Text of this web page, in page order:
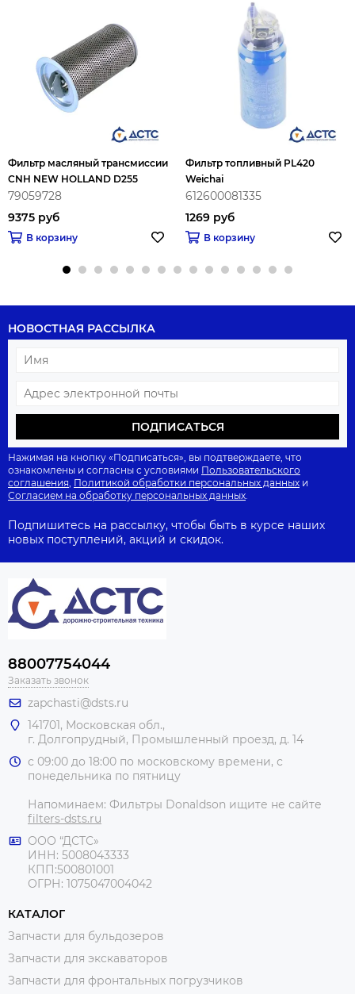
Фильтр масляный трансмиссии
CNH NEW HOLLAND D255
79059728
9375 руб
В корзину
Фильтр топливный PL420
Weichai
612600081335
1269 руб
В корзину
НОВОСТНАЯ РАССЫЛКА
ПОДПИСАТЬСЯ
Нажимая на кнопку «Подписаться», вы подтверждаете, что
ознакомлены и согласны с условиями Пользовательского
соглашения Политикой обработки персональных данных и
Согласием на обработку персональных данных
Подпишитесь на рассылку, чтобы быть в курсе наших
новых поступлений, акций и скидок.
88007754044
Заказать звонок
zapchasti@dsts.ru
141701, Московская обл.,
г. Долгопрудный, Промышленный проезд, д. 14
с 09:00 до 18:00 по московскому времени, с
понедельника по пятницу
Напоминаем: Фильтры Donaldson ищите не сайте
filters-dsts.ru
ООО “ДСТС»
ИНН: 5008043333
КПП:500801001
ОГРН: 1075047004042
КАТАЛОГ
Запчасти для бульдозеров
Запчасти для экскаваторов
Запчасти для фронтальных погрузчиков